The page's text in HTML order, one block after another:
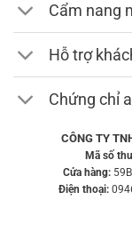
Cẩm nang
Hỗ trợ
Chứng chỉ
CÔNG TY
Mã số
Cửa hàng:
Điện thoại: